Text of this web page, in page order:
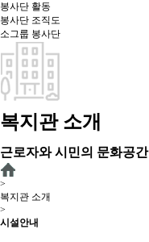
봉사단 활동
봉사단 조직도
소그룹 봉사단
복지관 소개
근로자와 시민의 문화공간
>
복지관 소개
>
시설안내